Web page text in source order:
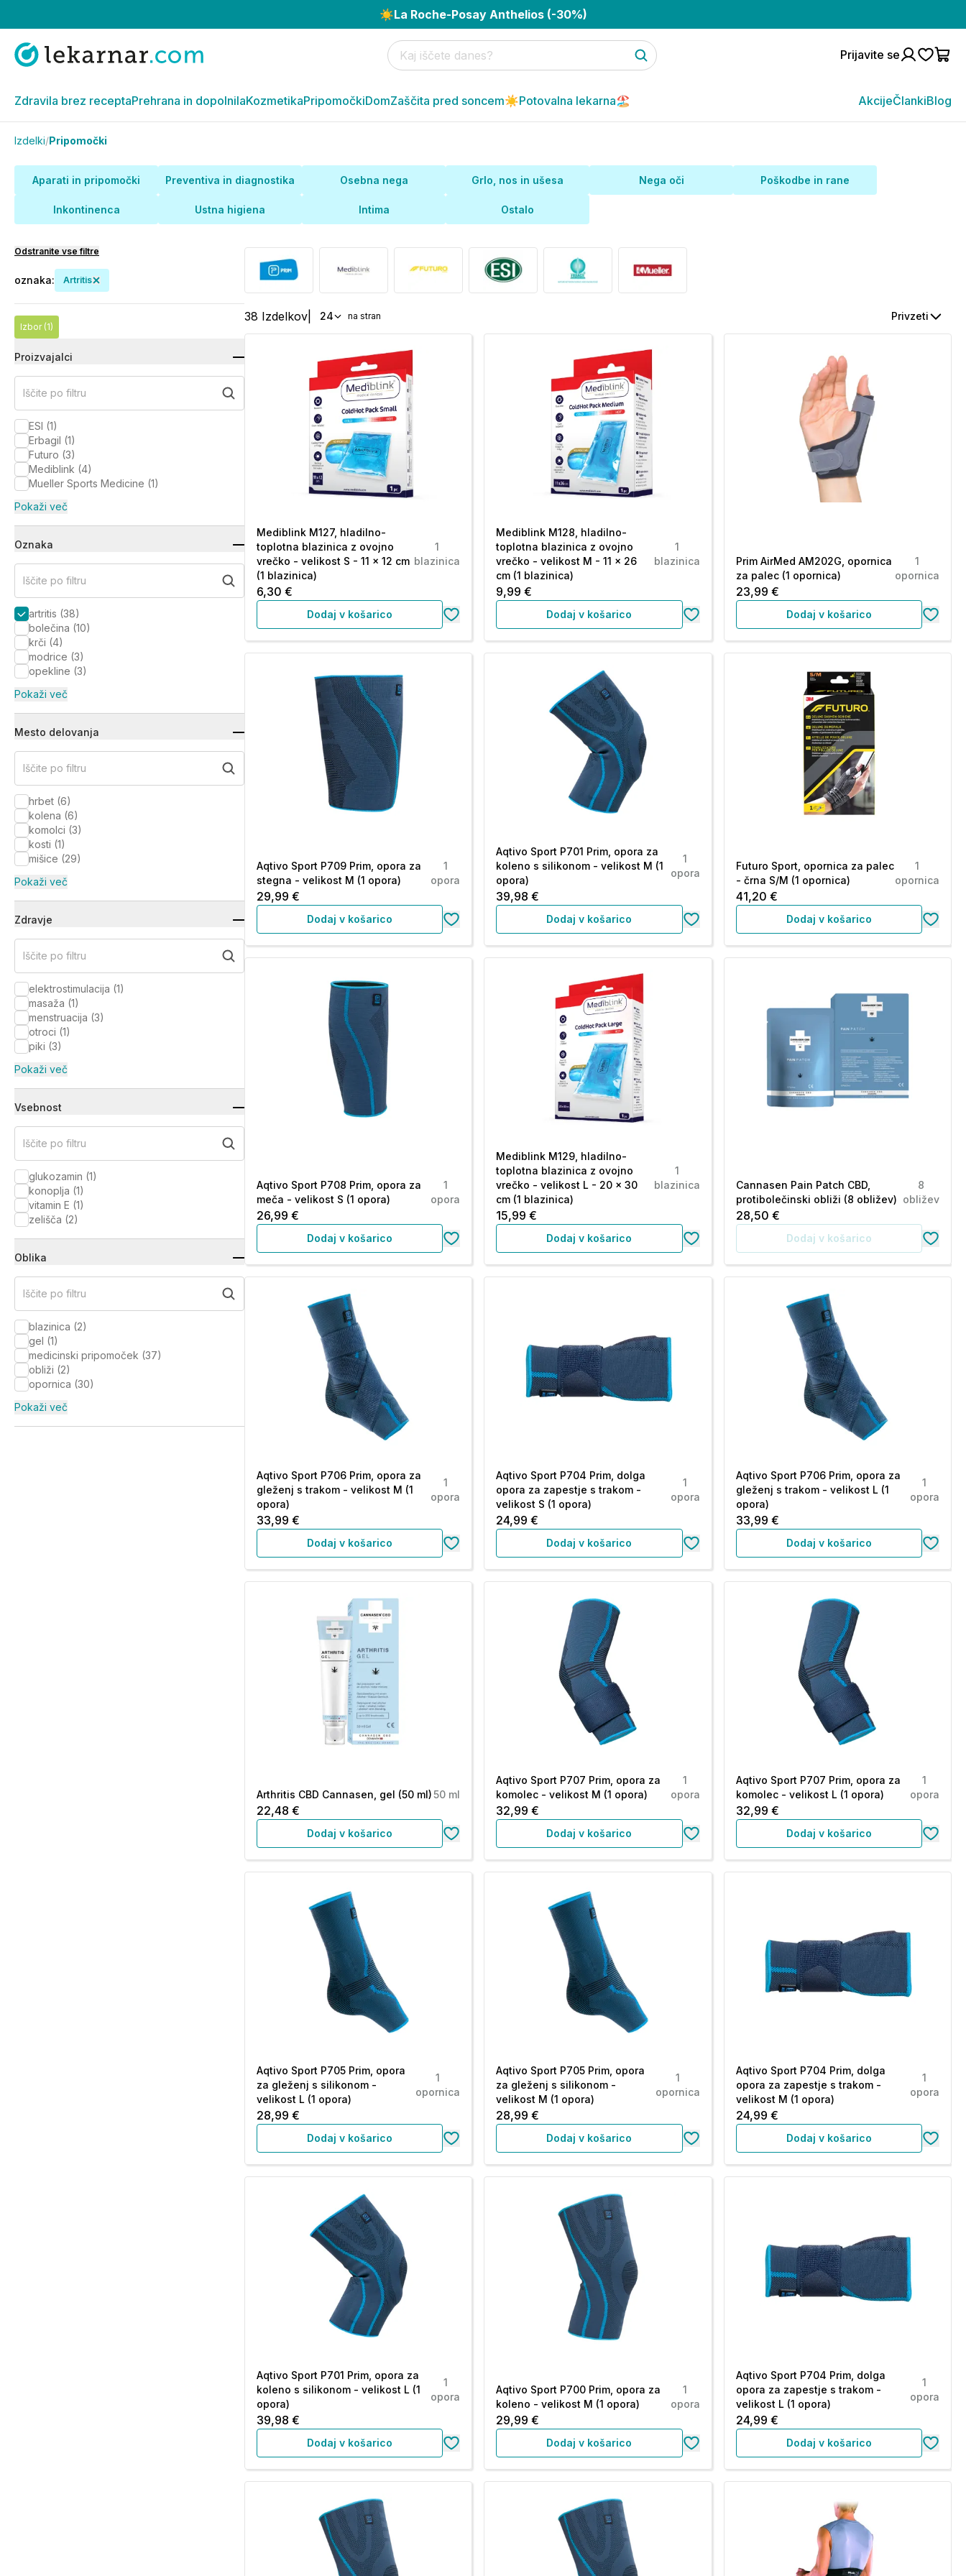
☀️La Roche-Posay Anthelios (-30%)
Prijavite se
Zdravila brez receptaPrehrana in dopolnilaKozmetikaPripomočkiDomZaščita pred soncem☀️Potovalna lekarna🏖️ AkcijeČlankiBlog
Izdelki/Pripomočki
Aparati in pripomočki Preventiva in diagnostika Osebna nega Grlo, nos in ušesa Nega oči Poškodbe in rane
Inkontinenca Ustna higiena Intima Ostalo
Odstranite vse filtre
oznaka: Artritis
Izbor (1)
Proizvajalci
Iščite po filtru
ESI (1)
Erbagil (1)
Futuro (3)
Mediblink (4)
Mueller Sports Medicine (1)
Pokaži več
Oznaka
Iščite po filtru
artritis (38)
bolečina (10)
krči (4)
modrice (3)
opekline (3)
Pokaži več
Mesto delovanja
Iščite po filtru
hrbet (6)
kolena (6)
komolci (3)
kosti (1)
mišice (29)
Pokaži več
Zdravje
Iščite po filtru
elektrostimulacija (1)
masaža (1)
menstruacija (3)
otroci (1)
piki (3)
Pokaži več
Vsebnost
Iščite po filtru
glukozamin (1)
konoplja (1)
vitamin E (1)
zelišča (2)
Oblika
Iščite po filtru
blazinica (2)
gel (1)
medicinski pripomoček (37)
obliži (2)
opornica (30)
Pokaži več
38 Izdelkov 24 na stran Privzeti
Mediblink M127, hladilno-
toplotna blazinica z ovojno
vrečko - velikost S - 11 x 12 cm
(1 blazinica)
1
blazinica
6,30 €
Dodaj v košarico
Mediblink M128, hladilno-
toplotna blazinica z ovojno
vrečko - velikost M - 11 x 26
cm (1 blazinica)
1
blazinica
9,99 €
Dodaj v košarico
Prim AirMed AM202G, opornica
za palec (1 opornica)
1
opornica
23,99 €
Dodaj v košarico
Aqtivo Sport P709 Prim, opora za
stegna - velikost M (1 opora)
1
opora
29,99 €
Dodaj v košarico
Aqtivo Sport P701 Prim, opora za
koleno s silikonom - velikost M (1
opora)
1
opora
39,98 €
Dodaj v košarico
Futuro Sport, opornica za palec
- črna S/M (1 opornica)
1
opornica
41,20 €
Dodaj v košarico
Aqtivo Sport P708 Prim, opora za
meča - velikost S (1 opora)
1
opora
26,99 €
Dodaj v košarico
Mediblink M129, hladilno-
toplotna blazinica z ovojno
vrečko - velikost L - 20 x 30
cm (1 blazinica)
1
blazinica
15,99 €
Dodaj v košarico
Cannasen Pain Patch CBD,
protibolečinski obliži (8 obližev)
8
obližev
28,50 €
Dodaj v košarico
Aqtivo Sport P706 Prim, opora za
gleženj s trakom - velikost M (1
opora)
1
opora
33,99 €
Dodaj v košarico
Aqtivo Sport P704 Prim, dolga
opora za zapestje s trakom -
velikost S (1 opora)
1
opora
24,99 €
Dodaj v košarico
Aqtivo Sport P706 Prim, opora za
gleženj s trakom - velikost L (1
opora)
1
opora
33,99 €
Dodaj v košarico
Arthritis CBD Cannasen, gel (50 ml)50 ml
22,48 €
Dodaj v košarico
Aqtivo Sport P707 Prim, opora za
komolec - velikost M (1 opora)
1
opora
32,99 €
Dodaj v košarico
Aqtivo Sport P707 Prim, opora za
komolec - velikost L (1 opora)
1
opora
32,99 €
Dodaj v košarico
Aqtivo Sport P705 Prim, opora
za gleženj s silikonom -
velikost L (1 opora)
1
opornica
28,99 €
Dodaj v košarico
Aqtivo Sport P705 Prim, opora
za gleženj s silikonom -
velikost M (1 opora)
1
opornica
28,99 €
Dodaj v košarico
Aqtivo Sport P704 Prim, dolga
opora za zapestje s trakom -
velikost M (1 opora)
1
opora
24,99 €
Dodaj v košarico
Aqtivo Sport P701 Prim, opora za
koleno s silikonom - velikost L (1
opora)
1
opora
39,98 €
Dodaj v košarico
Aqtivo Sport P700 Prim, opora za
koleno - velikost M (1 opora)
1
opora
29,99 €
Dodaj v košarico
Aqtivo Sport P704 Prim, dolga
opora za zapestje s trakom -
velikost L (1 opora)
1
opora
24,99 €
Dodaj v košarico